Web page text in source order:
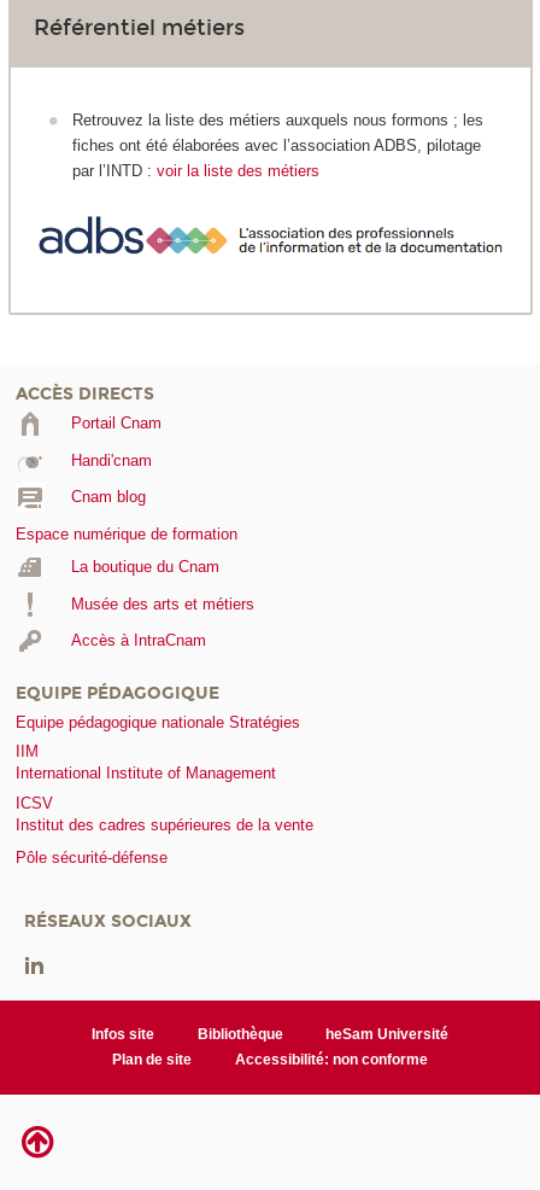
Référentiel métiers
Retrouvez la liste des métiers auxquels nous formons ; les
fiches ont été élaborées avec l’association ADBS, pilotage
par l’INTD : voir la liste des métiers
ACCÈS DIRECTS
Portail Cnam
Handi'cnam
Cnam blog
Espace numérique de formation
La boutique du Cnam
Musée des arts et métiers
Accès à IntraCnam
EQUIPE PÉDAGOGIQUE
Equipe pédagogique nationale Stratégies
IIM
International Institute of Management
ICSV
Institut des cadres supérieures de la vente
Pôle sécurité-défense
RÉSEAUX SOCIAUX
Infos site Bibliothèque
heSam Université
Plan de site
Accessibilité: non conforme